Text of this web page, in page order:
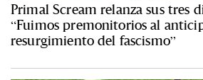
Primal Scream relanza sus tres
“Fuimos premonitorios al
resurgimiento del fascismo”